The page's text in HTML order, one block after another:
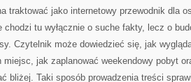
traktować jako internetowy przewodnik dla
chodzi tu wyłącznie o suche fakty, lecz o
Czytelnik może dowiedzieć się, jak
jak zaplanować weekendowy pobyt
bliżej. Taki sposób prowadzenia treści